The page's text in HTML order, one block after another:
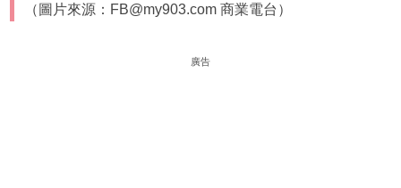
（圖片來源：FB@my903.com 商業電台）
廣告